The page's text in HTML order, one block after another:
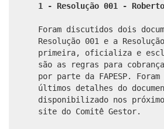
1 - Resolução 001 -
Foram discutidos dois
Resolução 001 e a
primeira, oficializa e
são as regras para
por parte da FAPESP.
últimos detalhes do
disponibilizado nos
site do Comitê Gestor.